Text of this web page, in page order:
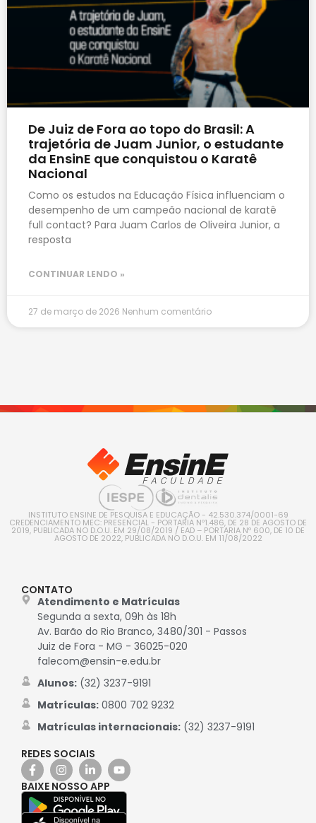
De Juiz de Fora ao topo do Brasil: A
trajetória de Juam Junior, o estudante
da EnsinE que conquistou o Karatê
Nacional
Como os estudos na Educação Física influenciam o
desempenho de um campeão nacional de karatê
full contact? Para Juam Carlos de Oliveira Junior, a
resposta
CONTINUAR LENDO »
27 de março de 2026 Nenhum comentário
INSTITUTO ENSINE DE PESQUISA E EDUCAÇÃO - 42.530.374/0001-69
CREDENCIAMENTO MEC: PRESENCIAL - PORTARIA Nº1.486, DE 28 DE AGOSTO DE
2019, PUBLICADA NO D.O.U. EM 29/08/2019 / EAD – PORTARIA Nº 600, DE 10 DE
AGOSTO DE 2022, PUBLICADA NO D.O.U. EM 11/08/2022
CONTATO
Atendimento e Matrículas
Segunda a sexta, 09h às 18h
Av. Barão do Rio Branco, 3480/301 - Passos
Juiz de Fora - MG - 36025-020
falecom@ensin-e.edu.br
Alunos:(32) 3237-9191
Matrículas:0800 702 9232
Matrículas internacionais:(32) 3237-9191
REDES SOCIAIS
BAIXE NOSSO APP